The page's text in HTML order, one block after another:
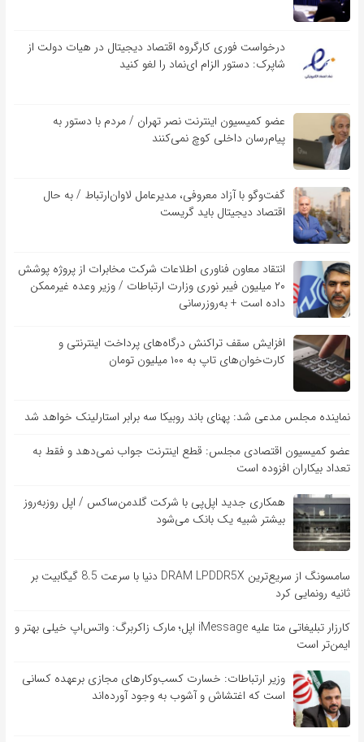
درخواست فوری کارگروه اقتصاد دیجیتال در هیات دولت از
شاپرک: دستور الزام ای‌نماد را لغو کنید
عضو کمیسیون اینترنت نصر تهران / مردم با دستور به
پیام‌رسان داخلی کوچ نمی‌کنند
گفت‌و‌گو با آزاد معروفی، مدیرعامل لاوان‌ارتباط / به حال
اقتصاد دیجیتال باید گریست
انتقاد معاون فناوری اطلاعات شرکت مخابرات از پروژه پوشش
۲۰ میلیون فیبر نوری وزارت ارتباطات / وزیر وعده غیرممکن
داده است + به‌روزرسانی
افزایش سقف تراکنش درگاه‌های پرداخت اینترنتی و
کارت‌خوان‌های تاپ به ۱۰۰ میلیون تومان
نماینده مجلس مدعی شد: پهنای باند روبیکا سه برابر استارلینک خواهد شد
عضو کمیسیون اقتصادی مجلس: قطع اینترنت جواب نمی‌دهد و فقط به
تعداد بیکاران افزوده است
همکاری جدید اپل‌پی با شرکت گلدمن‌ساکس / اپل روزبه‌روز
بیشتر شبیه یک بانک می‌شود
سامسونگ از سریع‌ترین DRAM LPDDR5X دنیا با سرعت 8.5 گیگابیت بر
ثانیه رونمایی کرد
کارزار تبلیغاتی متا علیه iMessage اپل؛ مارک زاکربرگ: واتس‌اپ خیلی بهتر و
ایمن‌تر است
وزیر ارتباطات: خسارت کسب‌وکارهای مجازی برعهده کسانی
است که اغتشاش و آشوب به وجود آورده‌اند